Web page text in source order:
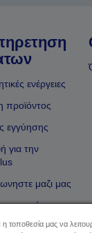
ενέργειες
εγγύησης
για την
μαζι μας
εμπόρου
τοποθεσία μας να